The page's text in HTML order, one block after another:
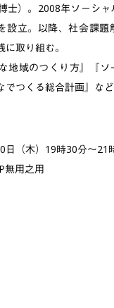
士）。2008年ソーシャ
設立。以降、社会課題
取り組む。
地域のつくり方』『ソ
つくる総合計画』など
日（木）19時30分〜21
無用之用